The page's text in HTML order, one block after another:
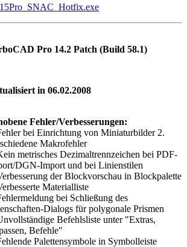
Pro 14.2 Patch (Build 58.1)
in 06.02.2008
Fehler/Verbesserungen:
bei Einrichtung von Miniaturbilder 2.
Makrofehler
metrisches Dezimaltrennzeichen bei PDF-
DGN-Import und bei Linienstilen
der Blockvorschau in Blockpalette
Materialliste
bei Schließung des
Dialogs für polygonale Prismen
Befehlsliste unter "Extras,
Befehle"
Palettensymbole in Symbolleiste